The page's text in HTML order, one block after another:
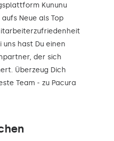
Kununu
Neue als Top
hast Du einen
der sich
Überzeug Dich
Team - zu Pacura